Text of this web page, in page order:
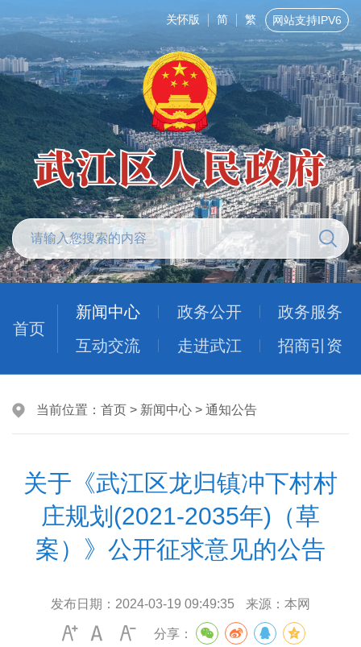
关怀版 简 繁 网站支持IPV6
首页
新闻中心 政务公开
政务服务
互动交流
走进武江 招商引资
当前位置： 首页 > 新闻中心 > 通知公告
关于《武江区龙归镇冲下村村
庄规划(2021-2035年)（草
案）》公开征求意见的公告
发布日期： 2024-03-19 09:49:35 来源： 本网
分享：